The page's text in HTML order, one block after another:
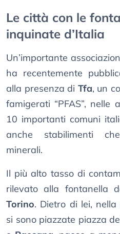
Le città con le
inquinate d’Italia
Un’importante
ha recentemente
alla presenza di Tfa, un
famigerati “PFAS”, nelle
10 importanti comuni
anche stabilimenti
minerali.
Il più alto tasso di
rilevato alla fontanella
Torino. Dietro di lei, nella
si sono piazzate piazza